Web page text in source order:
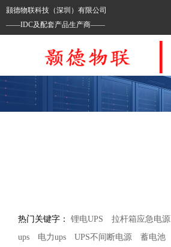
颢德物联科技（深圳）有限公司
——IDC及配套产品生产商——
热门关键字： 锂电UPS 拉杆箱应急电源
ups
电力ups UPS不间断电源 蓄电池